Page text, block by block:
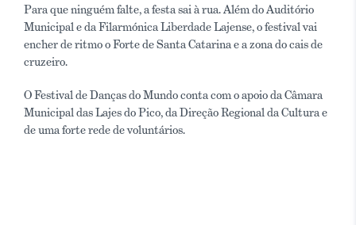
Para que ninguém falte, a festa sai à rua. Além do Auditório
Municipal e da Filarmónica Liberdade Lajense, o festival vai
encher de ritmo o Forte de Santa Catarina e a zona do cais de
cruzeiro.
O Festival de Danças do Mundo conta com o apoio da Câmara
Municipal das Lajes do Pico, da Direção Regional da Cultura e
de uma forte rede de voluntários.